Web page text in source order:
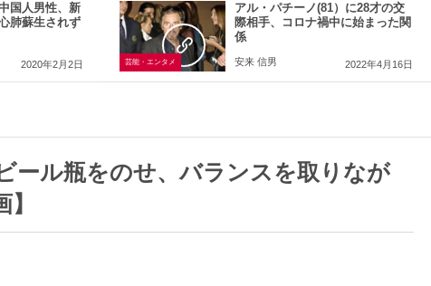
国人男性、新
肺蘇生されず
2020年2月2日 芸能・エンタメ
アル・パチーノ(81）に28才の交
際相手、コロナ禍中に始まった関
係
安来 信男 2022年4月16日
ール瓶をのせ、バランスを取りなが